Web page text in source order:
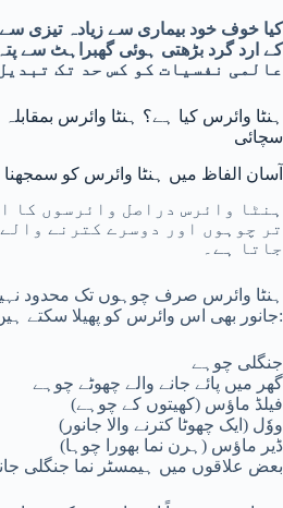
کیا خوف خود بیماری سے زیادہ تیزی
عالمی نفسیات کو کس حد تک
ہنٹا وائرس کیا ہے؟ ہنٹا وائرس
سچائی
آسان الفاظ میں ہنٹا وائرس کو سمجھنا
ہنٹا وائرس دراصل وائرسوں کا
تر چوہوں اور دوسرے کترنے
جاتا ہے۔
جانور بھی اس وائرس کو پھیلا سکتے ہیں، مثلاً:
جنگلی چوہے
گھر میں پائے جانے والے چھوٹے چوہے
فیلڈ ماؤس (کھیتوں کے چوہے)
ووٗل (ایک چھوٹا کترنے والا جانور)
ڈیر ماؤس (ہرن نما بھورا چوہا)
بعض علاقوں میں ہیمسٹر نما جنگلی